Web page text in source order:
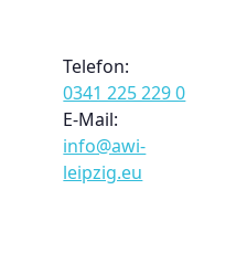
Telefon:
0341 225 229 0
E-Mail:
info@awi-
leipzig.eu